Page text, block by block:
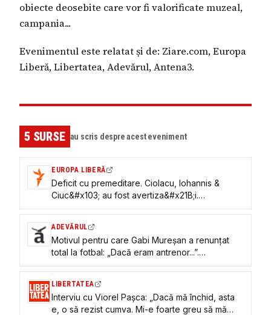
obiecte deosebite care vor fi valorificate muzeal,
campania...
Evenimentul este relatat și de: Ziare.com, Europa
Liberă, Libertatea, Adevărul, Antena3.
5SURSE au scris despre acest eveniment
EUROPA LIBERĂ
Deficit cu premeditare. Ciolacu, Iohannis &
Ciuc&#x103; au fost avertiza&#x21B;i.
Documente „strict confiden&#x21B;iale”
ADEVĂRUL
Motivul pentru care Gabi Mureșan a renunțat
total la fotbal: „Dacă eram antrenor...”.
Promisiunea făcută soției după retragerea din
LIBERTATEA
Interviu cu Viorel Pașca: „Dacă mă închid, asta
e, o să rezist cumva. Mi-e foarte greu să mă